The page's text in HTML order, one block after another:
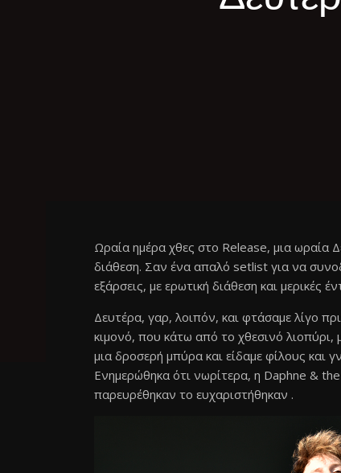
Ωραία ημέρα χθες στο Release, μια ωραία
διάθεση. Σαν ένα απαλό setlist για να
εξάρσεις, με ερωτική διάθεση και μερικές
Δευτέρα, γαρ, λοιπόν, και φτάσαμε λίγο
κιμονό, που κάτω από το χθεσινό
μια δροσερή μπύρα και είδαμε φίλους
Ενημερώθηκα ότι νωρίτερα, η Daphne &
παρευρέθηκαν το ευχαριστήθηκαν .